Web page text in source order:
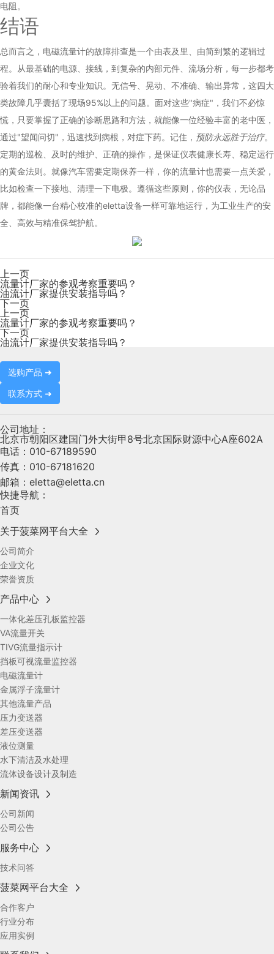
电阻。
结语
总而言之，电磁流量计的故障排查是一个由表及里、由简到繁的逻辑过
程。从最基础的电源、接线，到复杂的内部元件、流场分析，每一步都考
验着我们的耐心和专业知识。无信号、晃动、不准确、输出异常，这四大
类故障几乎囊括了现场95%以上的问题。面对这些"病症"，我们不必惊
慌，只要掌握了正确的诊断思路和方法，就能像一位经验丰富的老中医，
通过"望闻问切"，迅速找到病根，对症下药。记住， 预防永远胜于治疗。
定期的巡检、及时的维护、正确的操作，是保证仪表健康长寿、稳定运行
的黄金法则。就像汽车需要定期保养一样，你的流量计也需要一点关爱，
比如检查一下接地、清理一下电极。遵循这些原则，你的仪表，无论品
牌，都能像一台精心校准的eletta设备一样可靠地运行，为工业生产的安
全、高效与精准保驾护航。
上一页
流量计厂家的参观考察重要吗？
油流计厂家提供安装指导吗？
下一页
上一页
流量计厂家的参观考察重要吗？
下一页
油流计厂家提供安装指导吗？
选购产品 ➜
联系方式 ➜
公司地址：
北京市朝阳区建国门外大街甲8号北京国际财源中心A座602A
电话： 010-67189590
传真： 010-67181620
邮箱： eletta@eletta.cn
快捷导航：
首页
关于菠菜网平台大全
公司简介
企业文化
荣誉资质
产品中心
一体化差压孔板监控器
VA流量开关
TIVG流量指示计
挡板可视流量监控器
电磁流量计
金属浮子流量计
其他流量产品
压力变送器
差压变送器
液位测量
水下清洁及水处理
流体设备设计及制造
新闻资讯
公司新闻
公司公告
服务中心
技术问答
菠菜网平台大全
合作客户
行业分布
应用实例